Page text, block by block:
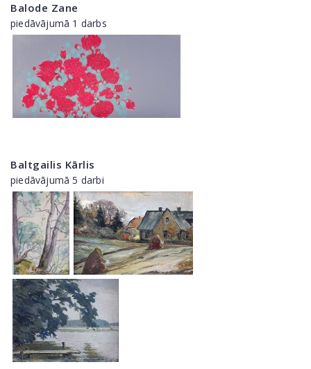
Balode Zane
piedāvājumā 1 darbs
Baltgailis Kārlis
piedāvājumā 5 darbi